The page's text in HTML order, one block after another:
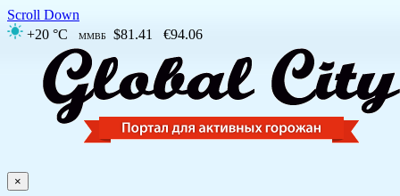
Scroll Down
+20 °C
ММВБ $81.41 €94.06
×